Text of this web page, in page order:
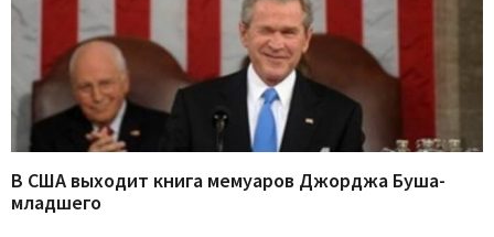
В США выходит книга мемуаров Джорджа Буша-
младшего